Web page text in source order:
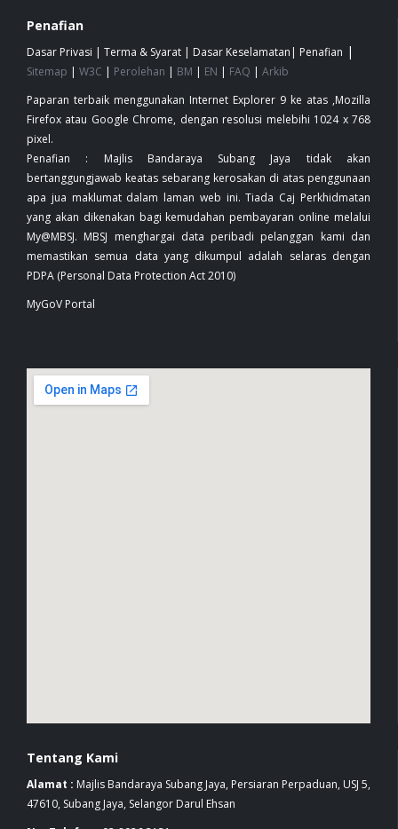
Penafian
Dasar Privasi | Terma & Syarat | Dasar Keselamatan | Penafian |
Sitemap | W3C | Perolehan | BM | EN | FAQ | Arkib
Paparan terbaik menggunakan Internet Explorer 9 ke atas ,Mozilla
Firefox atau Google Chrome, dengan resolusi melebihi 1024 x 768
pixel.
Penafian : Majlis Bandaraya Subang Jaya tidak akan
bertanggungjawab keatas sebarang kerosakan di atas penggunaan
apa jua maklumat dalam laman web ini. Tiada Caj Perkhidmatan
yang akan dikenakan bagi kemudahan pembayaran online melalui
My@MBSJ. MBSJ menghargai data peribadi pelanggan kami dan
memastikan semua data yang dikumpul adalah selaras dengan
PDPA (Personal Data Protection Act 2010)
MyGoV Portal
Tentang Kami
Alamat : Majlis Bandaraya Subang Jaya, Persiaran Perpaduan, USJ 5,
47610, Subang Jaya, Selangor Darul Ehsan